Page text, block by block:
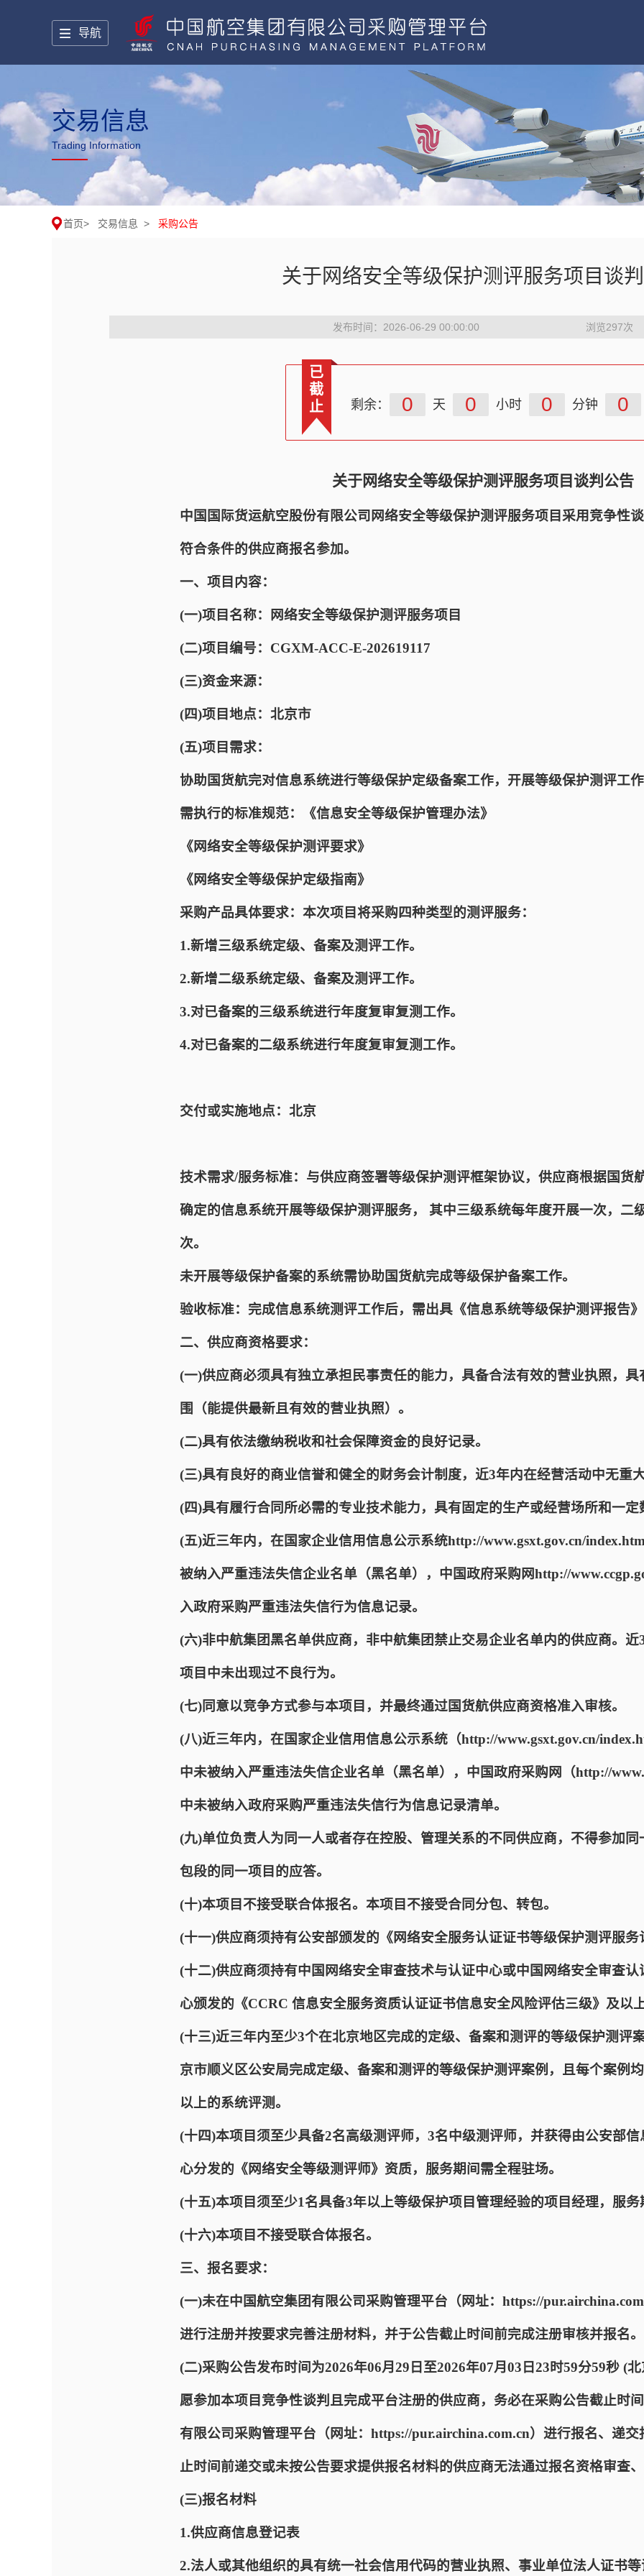
导航
交易信息
Trading Information
首页> 交易信息 > 采购公告
关于网络安全等级保护测评服务项目谈
发布时间：2026-06-29 00:00:00 浏览297次
已
截
止
剩余： 0 天 0 小时 0 分钟 0
关于网络安全等级保护测评服务项目谈判公告
中国国际货运航空股份有限公司网络安全等级保护测评服务项目采用竞争性
符合条件的供应商报名参加。
一、项目内容：
(一)项目名称：网络安全等级保护测评服务项目
(二)项目编号：CGXM-ACC-E-202619117
(三)资金来源：
(四)项目地点：北京市
(五)项目需求：
协助国货航完对信息系统进行等级保护定级备案工作，开展等级保护测评工
需执行的标准规范：《信息安全等级保护管理办法》
《网络安全等级保护测评要求》
《网络安全等级保护定级指南》
采购产品具体要求：本次项目将采购四种类型的测评服务：
1.新增三级系统定级、备案及测评工作。
2.新增二级系统定级、备案及测评工作。
3.对已备案的三级系统进行年度复审复测工作。
4.对已备案的二级系统进行年度复审复测工作。
交付或实施地点：北京
技术需求/服务标准：与供应商签署等级保护测评框架协议，供应商根据国货
确定的信息系统开展等级保护测评服务， 其中三级系统每年度开展一次，二
次。
未开展等级保护备案的系统需协助国货航完成等级保护备案工作。
验收标准：完成信息系统测评工作后，需出具《信息系统等级保护测评报告
二、供应商资格要求：
(一)供应商必须具有独立承担民事责任的能力，具备合法有效的营业执照，
围（能提供最新且有效的营业执照）。
(二)具有依法缴纳税收和社会保障资金的良好记录。
(三)具有良好的商业信誉和健全的财务会计制度，近3年内在经营活动中无重
(四)具有履行合同所必需的专业技术能力，具有固定的生产或经营场所和一
(五)近三年内，在国家企业信用信息公示系统http://www.gsxt.gov.cn/
被纳入严重违法失信企业名单（黑名单），中国政府采购网http://
入政府采购严重违法失信行为信息记录。
(六)非中航集团黑名单供应商，非中航集团禁止交易企业名单内的供应商。
项目中未出现过不良行为。
(七)同意以竞争方式参与本项目，并最终通过国货航供应商资格准入审核。
(八)近三年内，在国家企业信用信息公示系统（http://www.gsxt.gov.cn/
中未被纳入严重违法失信企业名单（黑名单），中国政府采购网（http://
中未被纳入政府采购严重违法失信行为信息记录清单。
(九)单位负责人为同一人或者存在控股、管理关系的不同供应商，不得参加
包段的同一项目的应答。
(十)本项目不接受联合体报名。本项目不接受合同分包、转包。
(十一)供应商须持有公安部颁发的《网络安全服务认证证书等级保护测评服务
(十二)供应商须持有中国网络安全审查技术与认证中心或中国网络安全审查
心颁发的《CCRC 信息安全服务资质认证证书信息安全风险评估三级》及以
(十三)近三年内至少3个在北京地区完成的定级、备案和测评的等级保护测评
京市顺义区公安局完成定级、备案和测评的等级保护测评案例，且每个案例
以上的系统评测。
(十四)本项目须至少具备2名高级测评师，3名中级测评师，并获得由公安部
心分发的《网络安全等级测评师》资质，服务期间需全程驻场。
(十五)本项目须至少1名具备3年以上等级保护项目管理经验的项目经理，服
(十六)本项目不接受联合体报名。
三、报名要求：
(一)未在中国航空集团有限公司采购管理平台（网址：https://
进行注册并按要求完善注册材料，并于公告截止时间前完成注册审核并报名。
(二)采购公告发布时间为2026年06月29日至2026年07月03日23时59分59秒 (
愿参加本项目竞争性谈判且完成平台注册的供应商，务必在采购公告截止时
有限公司采购管理平台（网址：https://pur.airchina.com.cn）进行报名、递
止时间前递交或未按公告要求提供报名材料的供应商无法通过报名资格审查
(三)报名材料
1.供应商信息登记表
2.法人或其他组织的具有统一社会信用代码的营业执照、事业单位法人证书